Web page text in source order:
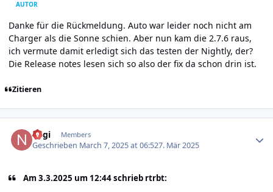
AUTOR
Danke für die Rückmeldung. Auto war leider noch nicht am
Charger als die Sonne schien. Aber nun kam die 2.7.6 raus,
ich vermute damit erledigt sich das testen der Nightly, der?
Die Release notes lesen sich so also der fix da schon drin ist.
Zitieren
nagi Members
Geschrieben March 7, 2025 at 06:527. Mär 2025
Am 3.3.2025 um 12:44 schrieb rtrbt: